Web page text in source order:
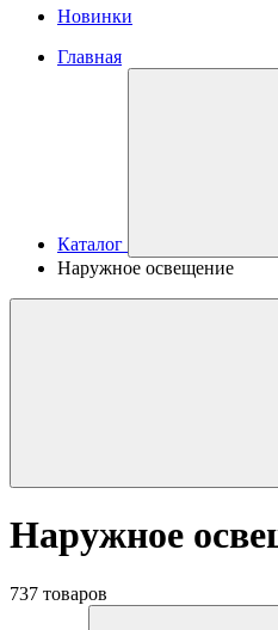
Новинки
Главная
Каталог
Наружное освещение
Наружное
737 товаров